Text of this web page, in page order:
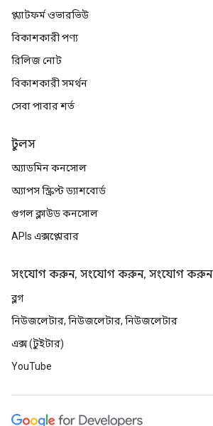
প্ল্যাটফর্ম ওভারভিউ
বিকাশকারী পণ্য
রিলিজ নোট
বিকাশকারী সমর্থন
সেবা পাবার শর্ত
টুলস
অ্যাডমিন কনসোল
অ্যাপস স্ক্রিপ্ট ড্যাশবোর্ড
গুগল ক্লাউড কনসোল
APIs এক্সপ্লোরার
সংযোগ করুন, সংযোগ করুন, সংযোগ করুন
ব্লগ
নিউজলেটার, নিউজলেটার, নিউজলেটার
এক্স (টুইটার)
YouTube